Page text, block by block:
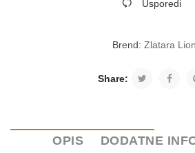
Usporedi
Brend: Zlatara Lion
Share:
OPIS
DODATNE